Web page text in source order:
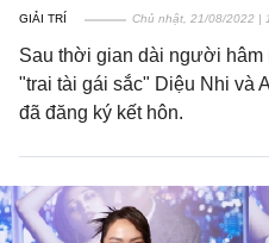
GIẢI TRÍ Chủ nhật, 21/08/2022 |
Sau thời gian dài người hâm
"trai tài gái sắc" Diệu Nhi và
đã đăng ký kết hôn.